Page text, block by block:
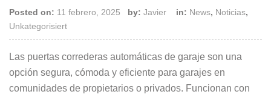
Posted on: 11 febrero, 2025 by: Javier in: News, Noticias,
Unkategorisiert
Las puertas correderas automáticas de garaje son una
opción segura, cómoda y eficiente para garajes en
comunidades de propietarios o privados. Funcionan con